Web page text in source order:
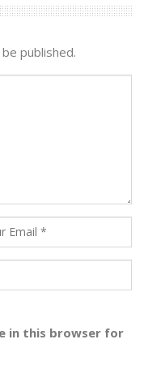
published.
in this browser for